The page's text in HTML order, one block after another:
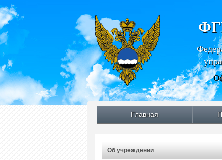
Главная
Об учреждении